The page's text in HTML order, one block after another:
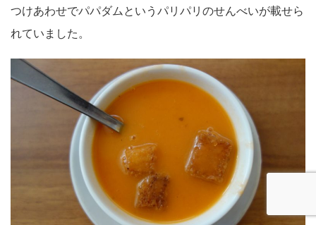
つけあわせでパパダムというパリパリのせんべいが載せら
れていました。